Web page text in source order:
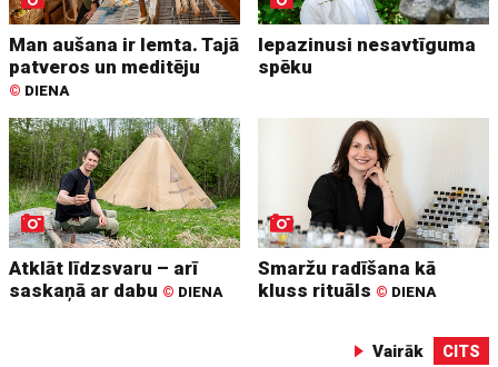
Man aušana ir lemta. Tajā
patveros un meditēju
© DIENA
Iepazinusi nesavtīguma
spēku
Atklāt līdzsvaru – arī
saskaņā ar dabu © DIENA
Smaržu radīšana kā
kluss rituāls © DIENA
Vairāk CITS